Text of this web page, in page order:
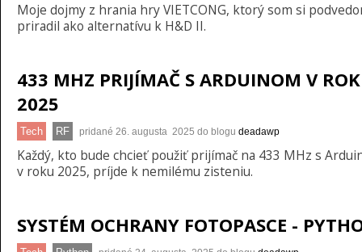
Moje dojmy z hrania hry VIETCONG, ktorý som si
priradil ako alternatívu k H&D II.
433 MHZ PRIJÍMAČ S ARDUINOM V
2025
Tech RF pridané 26. augusta 2025 do blogudeadawp
Každý, kto bude chcieť použiť prijímač na 433 MHz s
v roku 2025, príjde k nemilému zisteniu.
SYSTÉM OCHRANY FOTOPASCE -